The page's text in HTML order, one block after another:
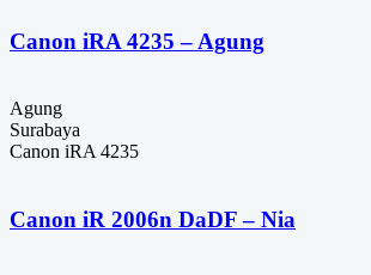
Canon iRA 4235 – Agung
Agung
Surabaya
Canon iRA 4235
Canon iR 2006n DaDF – Nia